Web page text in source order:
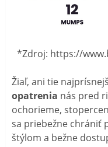
*Zdroj: https://
Žiaľ, ani tie
opatrenia nás pred
ochorieme,
sa priebežne chrániť
štýlom a bežne